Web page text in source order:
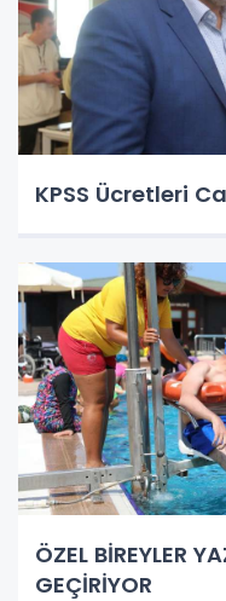
KPSS Ücretleri
ÖZEL BİREYLER
GEÇİRİYOR